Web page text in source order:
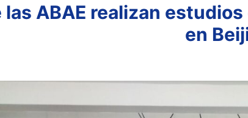
ABAE realizan
en